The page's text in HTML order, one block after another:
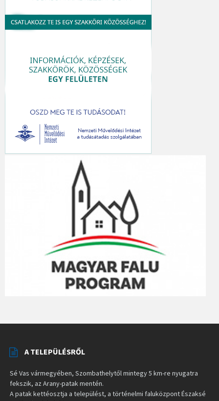
A TELEPÜLÉSRŐL
Sé Vas vármegyében, Szombathelytől mintegy 5 km-re nyugatra
fekszik, az Arany-patak mentén.
A patak kettéosztja a települést, a történelmi faluközpont Északsé